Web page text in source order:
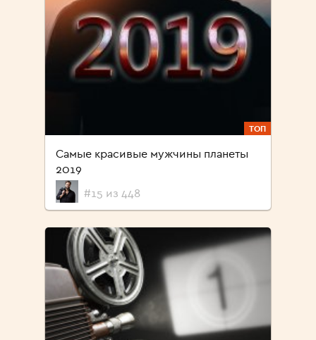
ТОП
Самые красивые мужчины планеты
2019
#15 из 448